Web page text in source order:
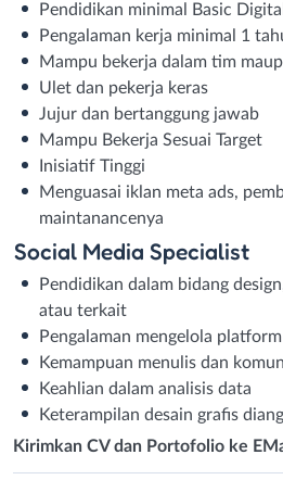
Pendidikan minimal Basic
Pengalaman kerja minimal 1
Mampu bekerja dalam tim
Ulet dan pekerja keras
Jujur dan bertanggung jawab
Mampu Bekerja Sesuai Target
Inisiatif Tinggi
Menguasai iklan meta ads,
maintanancenya
Social Media Specialist
Pendidikan dalam bidang
atau terkait
Pengalaman mengelola
Kemampuan menulis dan
Keahlian dalam analisis data
Keterampilan desain grafis
Kirimkan CV dan Portofolio ke